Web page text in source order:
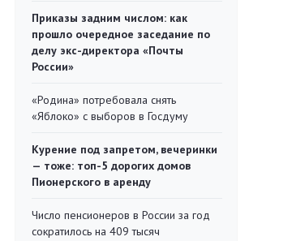
Приказы задним числом: как
прошло очередное заседание по
делу экс-директора «Почты
России»
«Родина» потребовала снять
«Яблоко» с выборов в Госдуму
Курение под запретом, вечеринки
— тоже: топ-5 дорогих домов
Пионерского в аренду
Число пенсионеров в России за год
сократилось на 409 тысяч